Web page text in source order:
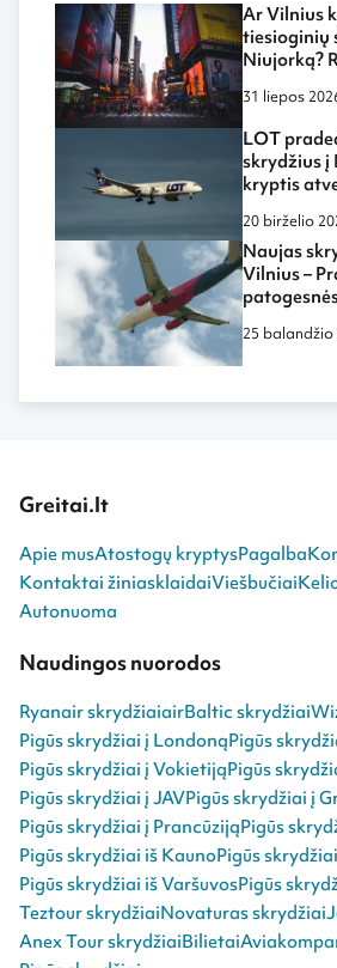
Ar Vilnius
tiesioginių
Niujorką?
tik svajonė?
31 liepos
LOT
skrydžius į
kryptis
Lietuvos
20 birželio
Naujas
Vilnius –
galimybės
25 balandžio
Greitai.lt
Apie musAtostogų kryptysPagalba
Kontaktai žiniasklaidaiViešbučiai
Autonuoma
Naudingos nuorodos
Ryanair skrydžiaiairBaltic skrydžiai
Pigūs skrydžiai į LondonąPigūs
Pigūs skrydžiai į VokietijąPigūs
Pigūs skrydžiai į JAVPigūs skrydžiai į
Pigūs skrydžiai į PrancūzijąPigūs
Pigūs skrydžiai iš KaunoPigūs
Pigūs skrydžiai iš VaršuvosPigūs
Teztour skrydžiaiNovaturas skrydžiai
Anex Tour skrydžiaiBilietai